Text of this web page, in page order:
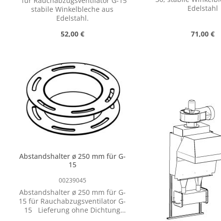
stabile Winkelbleche aus
Edelstahl.
Regulärer Preis:
52,00 €
Produkt Anzahl: Gib den
Paar
Edelstahl
71,00 €
Abstandshalter ø 250 mm für G-
15
00239045
Abstandshalter ø 250 mm für G-
15 für Rauchabzugsventilator G-
15 Lieferung ohne Dichtung